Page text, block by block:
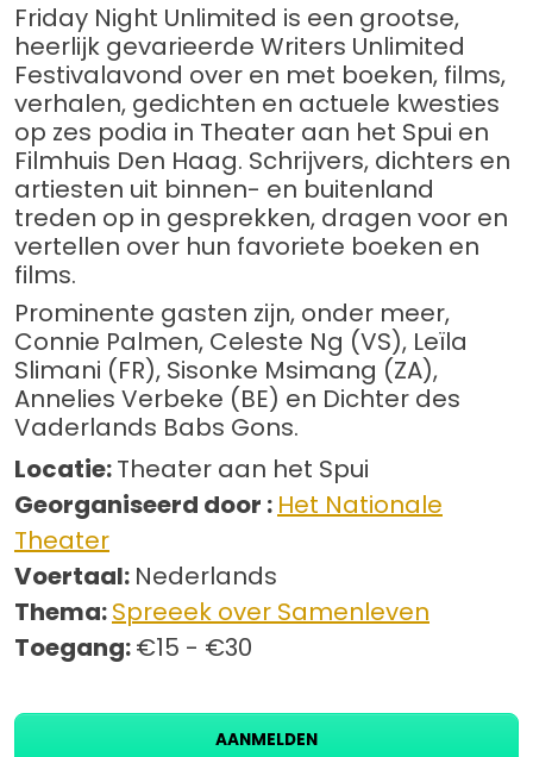
Friday Night Unlimited is een grootse,
heerlijk gevarieerde Writers Unlimited
Festivalavond over en met boeken, films,
verhalen, gedichten en actuele kwesties
op zes podia in Theater aan het Spui en
Filmhuis Den Haag. Schrijvers, dichters en
artiesten uit binnen- en buitenland
treden op in gesprekken, dragen voor en
vertellen over hun favoriete boeken en
films.
Prominente gasten zijn, onder meer,
Connie Palmen, Celeste Ng (VS), Leïla
Slimani (FR), Sisonke Msimang (ZA),
Annelies Verbeke (BE) en Dichter des
Vaderlands Babs Gons.
Locatie:Theater aan het Spui
Georganiseerd door : Het Nationale
Theater
Voertaal: Nederlands
Thema:Spreeek over Samenleven
Toegang:€15 - €30
AANMELDEN